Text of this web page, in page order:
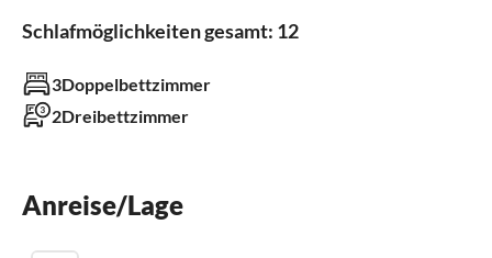
Außenbereich
Grill
Schlafmöglichkeiten gesamt: 12
3Doppelbettzimmer
2Dreibettzimmer
Anreise/Lage